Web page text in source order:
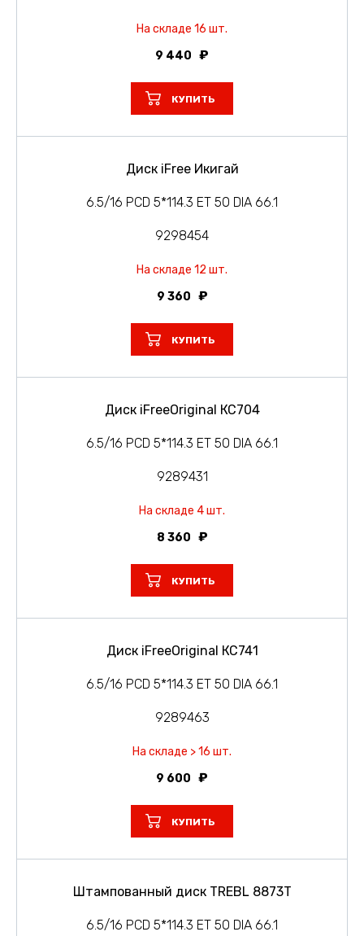
На складе 16 шт.
9 440
КУПИТЬ
Диск iFree Икигай
6.5/16 PCD 5*114.3 ET 50 DIA 66.1
9298454
На складе 12 шт.
9 360
КУПИТЬ
Диск iFreeOriginal КС704
6.5/16 PCD 5*114.3 ET 50 DIA 66.1
9289431
На складе 4 шт.
8 360
КУПИТЬ
Диск iFreeOriginal КС741
6.5/16 PCD 5*114.3 ET 50 DIA 66.1
9289463
На складе > 16 шт.
9 600
КУПИТЬ
Штампованный диск TREBL 8873T
6.5/16 PCD 5*114.3 ET 50 DIA 66.1